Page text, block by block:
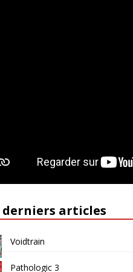
derniers articles
Voidtrain
Pathologic 3